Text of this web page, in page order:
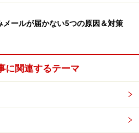
メールが届かない5つの原因＆対策
に関連するテーマ